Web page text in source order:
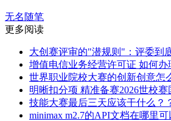
无名随笔
更多阅读
大创赛评审的"潜规则"：评委到
增值电信业务经营许可证 如何办
世界职业院校大赛的创新创意怎
明晰扣分项 精准备赛2026世校
技能大赛最后三天应该干什么？
minimax m2.7的API文档在哪里可